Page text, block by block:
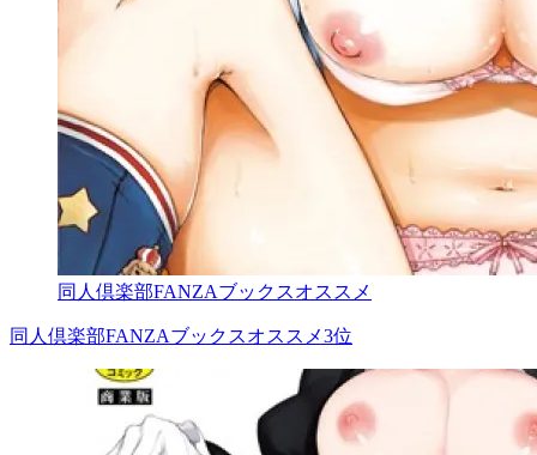
同人倶楽部FANZAブックスオススメ
同人倶楽部FANZAブックスオススメ3位